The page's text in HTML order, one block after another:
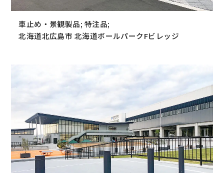
車止め・景観製品; 特注品;
北海道北広島市 北海道ボールパークFビレッジ